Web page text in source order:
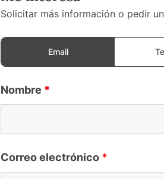
Solicitar más información o pedir
Email
Nombre *
Correo electrónico *